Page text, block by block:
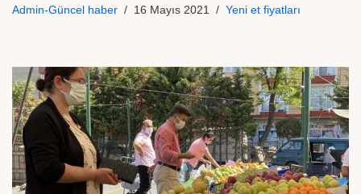
Admin-Güncel haber 16 Mayıs 2021 Yeni et fiyatları